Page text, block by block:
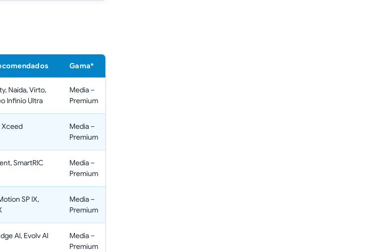
Gama*
Naída, Virto,
Infinio Ultra
Media –
Premium
Xceed
Media –
Premium
SmartRIC
Media –
Premium
SP IX,
Media –
Premium
AI, Evolv AI
Media –
Premium